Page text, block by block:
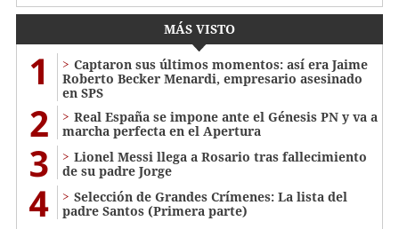
MÁS VISTO
1
Captaron sus últimos momentos: así era Jaime
Roberto Becker Menardi​​​, empresario asesinado
en SPS
2
Real España se impone ante el Génesis PN y va a
marcha perfecta en el Apertura
3
Lionel Messi llega a Rosario tras fallecimiento
de su padre Jorge
4
Selección de Grandes Crímenes: La lista del
padre Santos (Primera parte)